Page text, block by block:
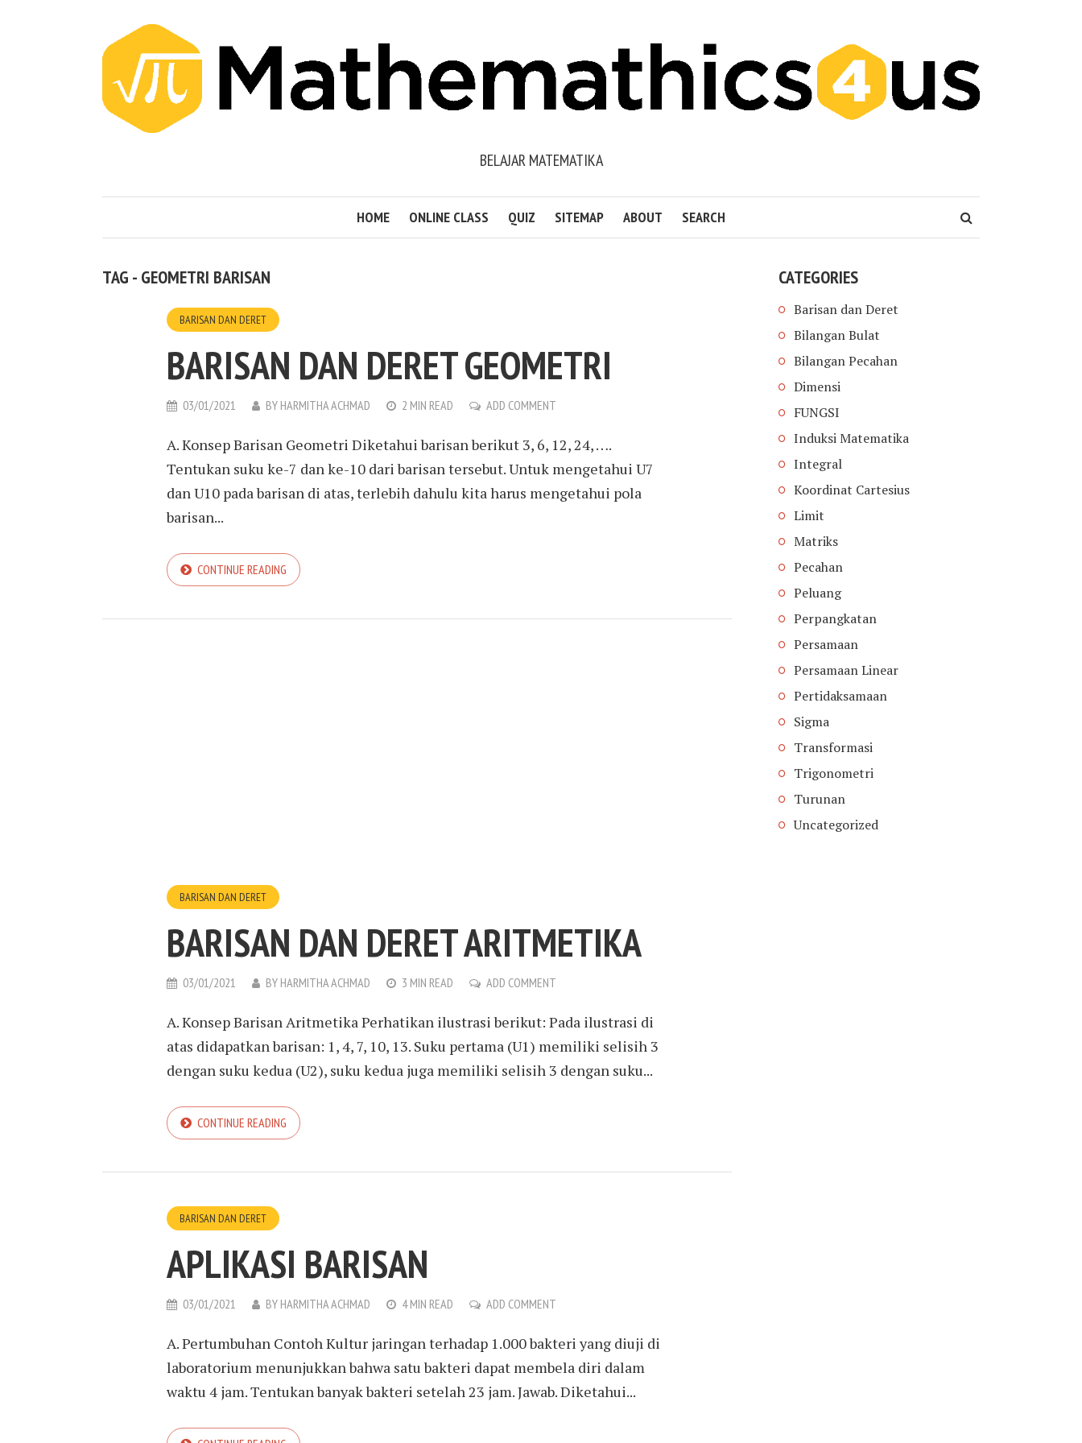
BELAJAR MATEMATIKA
HOME ONLINE CLASS QUIZ SITEMAP ABOUT SEARCH
TAG - GEOMETRI BARISAN
BARISAN DAN DERET
BARISAN DAN DERET GEOMETRI
03/01/2021 BY HARMITHA ACHMAD 2 MIN READ ADD COMMENT
A. Konsep Barisan Geometri Diketahui barisan berikut 3, 6, 12, 24, ….
Tentukan suku ke-7 dan ke-10 dari barisan tersebut. Untuk mengetahui U7
dan U10 pada barisan di atas, terlebih dahulu kita harus mengetahui pola
barisan...
CONTINUE READING
BARISAN DAN DERET
BARISAN DAN DERET ARITMETIKA
03/01/2021 BY HARMITHA ACHMAD 3 MIN READ ADD COMMENT
A. Konsep Barisan Aritmetika Perhatikan ilustrasi berikut: Pada ilustrasi di
atas didapatkan barisan: 1, 4, 7, 10, 13. Suku pertama (U1) memiliki selisih 3
dengan suku kedua (U2), suku kedua juga memiliki selisih 3 dengan suku...
CONTINUE READING
BARISAN DAN DERET
APLIKASI BARISAN
03/01/2021 BY HARMITHA ACHMAD 4 MIN READ ADD COMMENT
A. Pertumbuhan Contoh Kultur jaringan terhadap 1.000 bakteri yang diuji di
laboratorium menunjukkan bahwa satu bakteri dapat membela diri dalam
waktu 4 jam. Tentukan banyak bakteri setelah 23 jam. Jawab. Diketahui...
CATEGORIES
Barisan dan Deret
Bilangan Bulat
Bilangan Pecahan
Dimensi
FUNGSI
Induksi Matematika
Integral
Koordinat Cartesius
Limit
Matriks
Pecahan
Peluang
Perpangkatan
Persamaan
Persamaan Linear
Pertidaksamaan
Sigma
Transformasi
Trigonometri
Turunan
Uncategorized